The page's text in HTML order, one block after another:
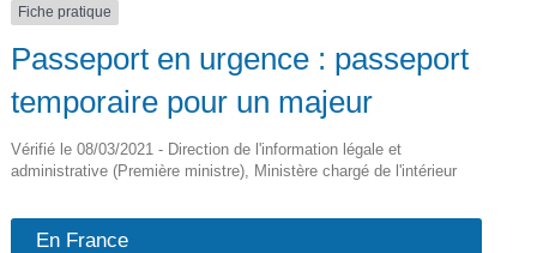
Fiche pratique
Passeport en urgence : passeport
temporaire pour un majeur
Vérifié le 08/03/2021 - Direction de l'information légale et
administrative (Première ministre), Ministère chargé de l'intérieur
En France